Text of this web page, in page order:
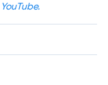
YouTube.